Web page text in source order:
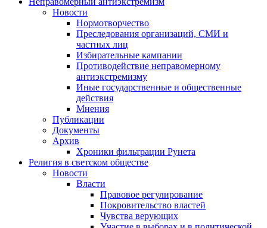
Новости
Нормотворчество
Преследования организаций, СМИ и
частных лиц
Избирательные кампании
Противодействие неправомерному
антиэкстремизму
Иные государственные и общественные
действия
Мнения
Публикации
Документы
Архив
Хроники фильтрации Рунета
Религия в светском обществе
Новости
Власти
Правовое регулирование
Покровительство властей
Чувства верующих